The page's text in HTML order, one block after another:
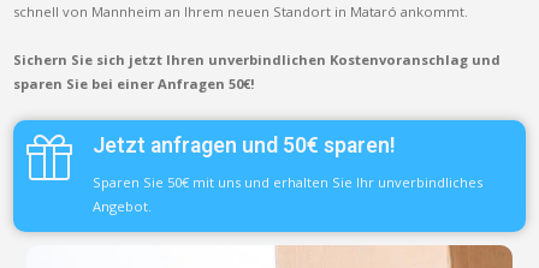
schnell von Mannheim an Ihrem neuen Standort in Mataró ankommt.
Sichern Sie sich jetzt Ihren unverbindlichen Kostenvoranschlag und
sparen Sie bei einer Anfragen 50€!
Jetzt anfragen und 50€ sparen!
Sparen Sie 50€ mit uns und erhalten Sie Ihr unverbindliches
Angebot.